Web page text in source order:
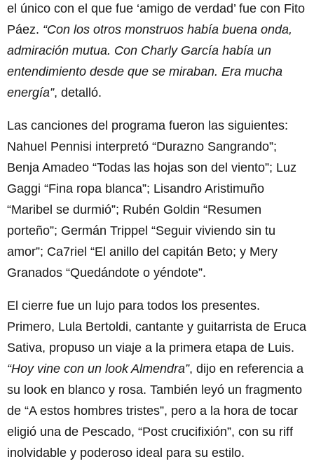
el único con el que fue ‘amigo de verdad’ fue con Fito
Páez. “Con los otros monstruos había buena onda,
admiración mutua. Con Charly García había un
entendimiento desde que se miraban. Era mucha
energía”, detalló.
Las canciones del programa fueron las siguientes:
Nahuel Pennisi interpretó “Durazno Sangrando”;
Benja Amadeo “Todas las hojas son del viento”; Luz
Gaggi “Fina ropa blanca”; Lisandro Aristimuño
“Maribel se durmió”; Rubén Goldin “Resumen
porteño”; Germán Trippel “Seguir viviendo sin tu
amor”; Ca7riel “El anillo del capitán Beto; y Mery
Granados “Quedándote o yéndote”.
El cierre fue un lujo para todos los presentes.
Primero, Lula Bertoldi, cantante y guitarrista de Eruca
Sativa, propuso un viaje a la primera etapa de Luis.
“Hoy vine con un look Almendra”, dijo en referencia a
su look en blanco y rosa. También leyó un fragmento
de “A estos hombres tristes”, pero a la hora de tocar
eligió una de Pescado, “Post crucifixión”, con su riff
inolvidable y poderoso ideal para su estilo.